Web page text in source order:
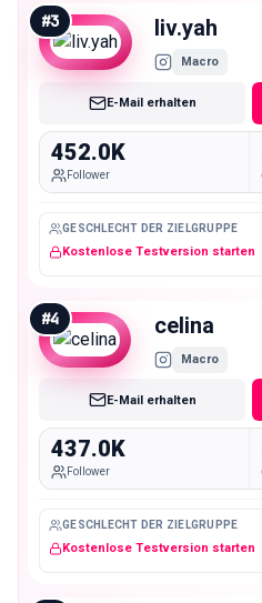
#3 liv.yah
Macro
E-Mail erhalten
452.0K
Follower
GESCHLECHT DER ZIELGRUPPE
Kostenlose Testversion starten
#4 celina
Macro
E-Mail erhalten
437.0K
Follower
GESCHLECHT DER ZIELGRUPPE
Kostenlose Testversion starten